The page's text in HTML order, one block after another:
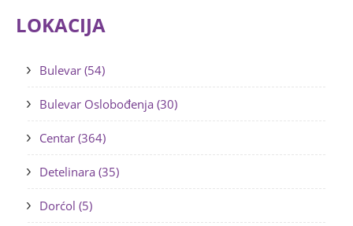
LOKACIJA
Bulevar (54)
Bulevar Oslobođenja (30)
Centar (364)
Detelinara (35)
Dorćol (5)